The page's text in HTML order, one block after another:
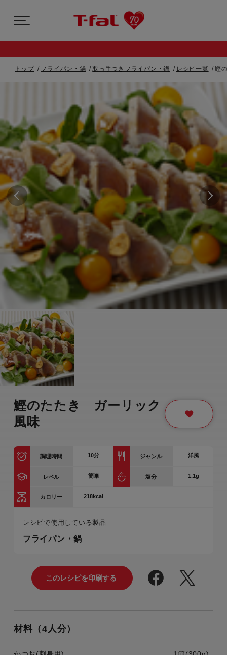
トップ フライパン・鍋 取っ手つきフライパン・鍋 レシピ一覧 鰹
鰹のたたき ガーリック
風味
調理時間 10分 ジャンル 洋風
レベル 簡単 塩分 1.1g
カロリー 218kcal
レシピで使用している製品
フライパン・鍋
材料（4人分）